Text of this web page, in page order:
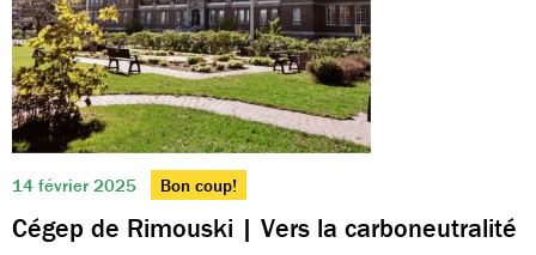
14 février 2025 Bon coup!
Cégep de Rimouski | Vers la carboneutralité